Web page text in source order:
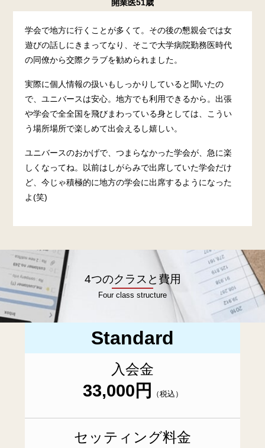
開業医51歳
学会で地方に行くことが多くて。その後の懇親会では女
遊びの話しにきまってなり、そこで大学病院勤務医時代
の同僚から交際クラブを勧められました。
実際に個人情報の扱いもしっかりしていると聞いたの
で、ユニバースは安心。地方でも利用できるから。出張
や学会で全全国を飛びまわっている身としては、こうい
う場所場所で楽しめて出会えるし嬉しい。
ユニバースのおかげで、つまらなかった学会が、急に楽
しくなってね。以前はしがらみで出席していた学会だけ
ど、今じゃ積極的に地方の学会に出席するようになった
よ(笑)
4つのクラスと費用
Four class structure
Standard
入会金
33,000円 （税込）
セッティング料金